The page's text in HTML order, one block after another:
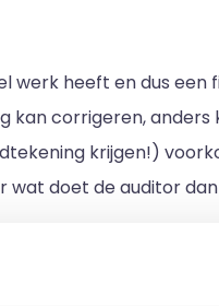
heeft en dus een
kan corrigeren,
krijgen!)
wat doet de auditor
rapportages die